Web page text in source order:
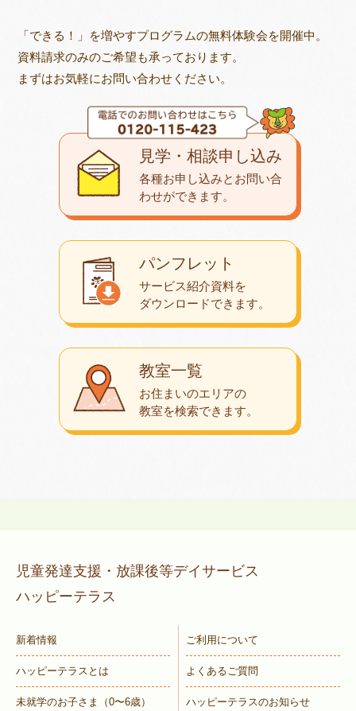
「できる！」を増やすプログラムの無料体験会を開催中。
資料請求のみのご希望も承っております。
まずはお気軽にお問い合わせください。
教室一覧
お住まいのエリアの
教室を検索できます。
パンフレット
サービス紹介資料を
ダウンロードできます。
見学・相談申し込み
各種お申し込みとお問い合
わせができます。
児童発達支援・放課後等デイサービス
ハッピーテラス
新着情報
ハッピーテラスとは
未就学のお子さま （0〜6歳）
ご利用について
よくあるご質問
ハッピーテラスのお知らせ